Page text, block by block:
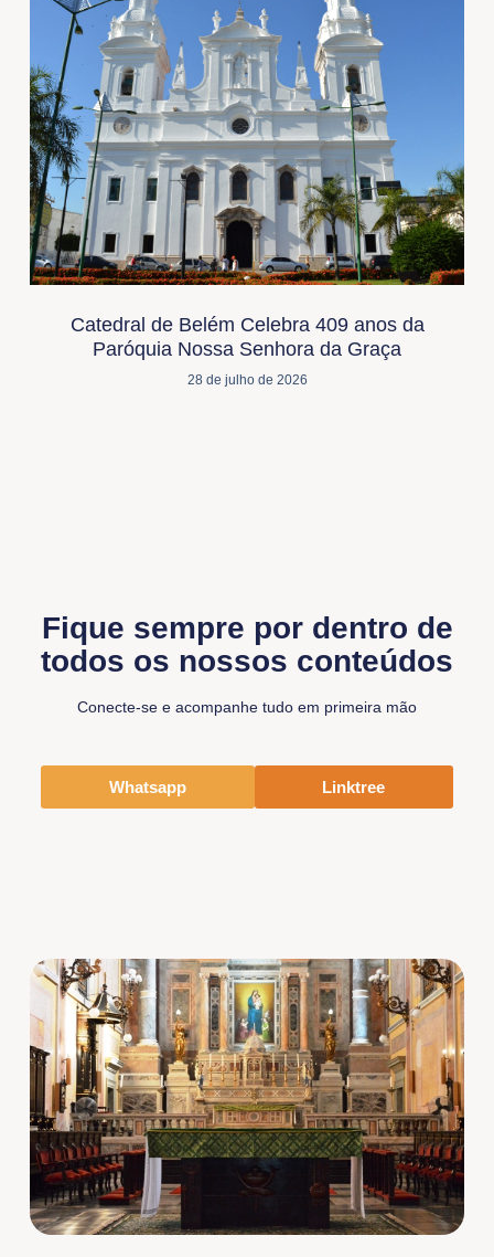
Catedral de Belém Celebra 409 anos da
Paróquia Nossa Senhora da Graça
28 de julho de 2026
Fique sempre por dentro de
todos os nossos conteúdos
Conecte-se e acompanhe tudo em primeira mão
Whatsapp Linktree